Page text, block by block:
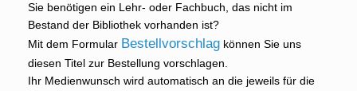
Sie benötigen ein Lehr- oder Fachbuch, das nicht im
Bestand der Bibliothek vorhanden ist?
Mit dem Formular Bestellvorschlag können Sie uns
diesen Titel zur Bestellung vorschlagen.
Ihr Medienwunsch wird automatisch an die jeweils für die